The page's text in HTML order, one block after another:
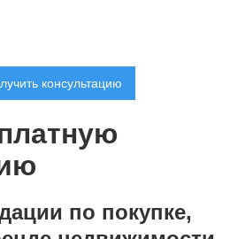
консультацию
по покупке,